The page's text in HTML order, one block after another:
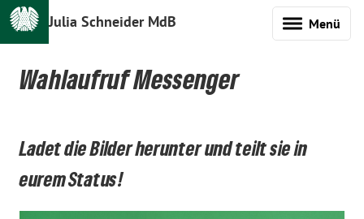
Julia Schneider MdB Menü
Wahlaufruf Messenger
Ladet die Bilder herunter und teilt sie in
eurem Status!